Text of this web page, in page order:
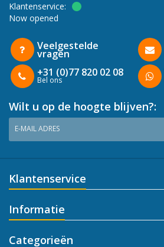
Klantenservice:
Now opened
Veelgestelde
vragen
+31 (0)77 820 02 08
Bel ons
Wilt u op de hoogte blijven?:
E-MAIL ADRES
Klantenservice
Informatie
Categorieën